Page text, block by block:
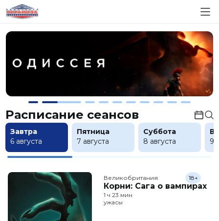
Расписание сеансов
Завтра
6 августа
Пятница
7 августа
Суббота
8 августа
9
Великобритания
Корни: Сага о вампирах
18+
1 ч 23 мин
ужасы